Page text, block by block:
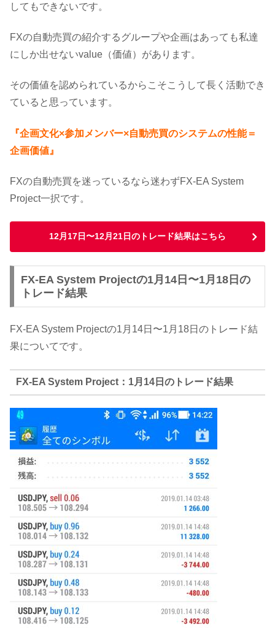
してもできないです。
FXの自動売買の紹介するグループや企画はあっても私達
にしか出せないvalue（価値）があります。
その価値を認められているからこそこうして長く活動でき
ていると思っています。
『企画文化×参加メンバー×自動売買のシステムの性能＝
企画価値』
FXの自動売買を迷っているなら迷わずFX-EA System
Project一択です。
12月17日〜12月21日のトレード結果はこちら
FX-EA System Projectの1月14日〜1月18日の
トレード結果
FX-EA System Projectの1月14日〜1月18日のトレード結
果についてです。
FX-EA System Project：1月14日のトレード結果